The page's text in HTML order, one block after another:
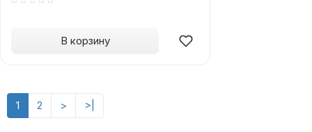
В корзину
1 2 > >|